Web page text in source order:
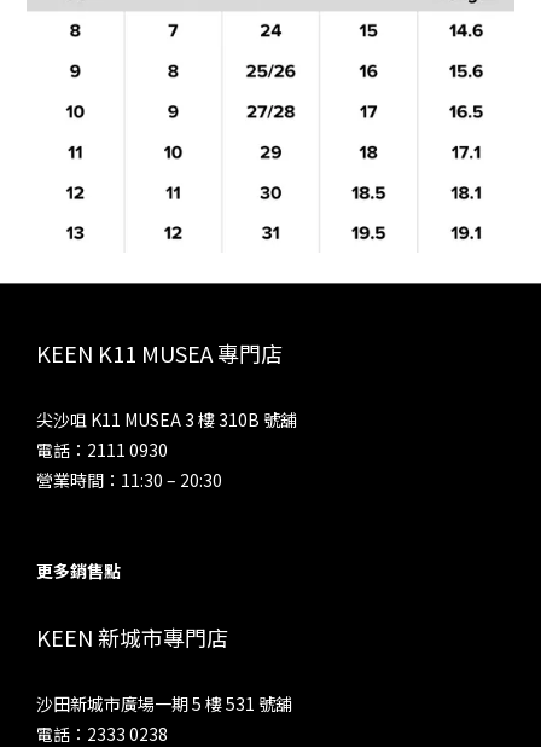
KEEN K11 MUSEA 專門店
尖沙咀 K11 MUSEA 3 樓 310B 號舖
電話：2111 0930
營業時間：11:30 – 20:30
更多銷售點
KEEN 新城市專門店
沙田新城市廣場一期 5 樓 531 號舖
電話：2333 0238